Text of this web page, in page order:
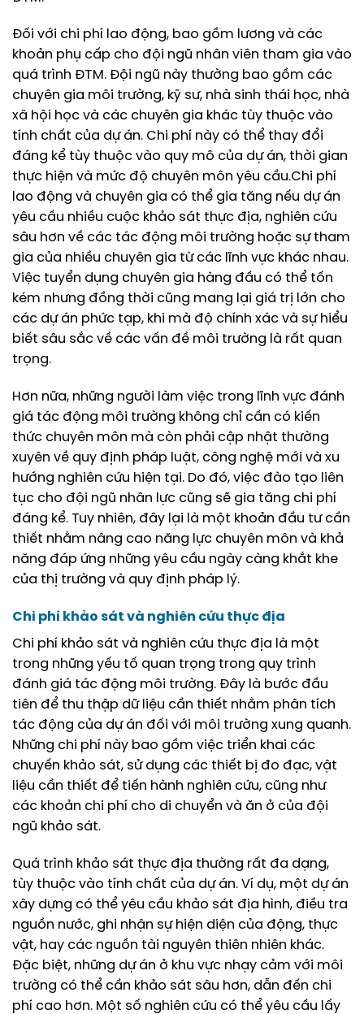
Đối với chi phí lao động, bao gồm lương và các
khoản phụ cấp cho đội ngũ nhân viên tham gia vào
quá trình ĐTM. Đội ngũ này thường bao gồm các
chuyên gia môi trường, kỹ sư, nhà sinh thái học, nhà
xã hội học và các chuyên gia khác tùy thuộc vào
tính chất của dự án. Chi phí này có thể thay đổi
đáng kể tùy thuộc vào quy mô của dự án, thời gian
thực hiện và mức độ chuyên môn yêu cầu.Chi phí
lao động và chuyên gia có thể gia tăng nếu dự án
yêu cầu nhiều cuộc khảo sát thực địa, nghiên cứu
sâu hơn về các tác động môi trường hoặc sự tham
gia của nhiều chuyên gia từ các lĩnh vực khác nhau.
Việc tuyển dụng chuyên gia hàng đầu có thể tốn
kém nhưng đồng thời cũng mang lại giá trị lớn cho
các dự án phức tạp, khi mà độ chính xác và sự hiểu
biết sâu sắc về các vấn đề môi trường là rất quan
trọng.
Hơn nữa, những người làm việc trong lĩnh vực đánh
giá tác động môi trường không chỉ cần có kiến
thức chuyên môn mà còn phải cập nhật thường
xuyên về quy định pháp luật, công nghệ mới và xu
hướng nghiên cứu hiện tại. Do đó, việc đào tạo liên
tục cho đội ngũ nhân lực cũng sẽ gia tăng chi phí
đáng kể. Tuy nhiên, đây lại là một khoản đầu tư cần
thiết nhằm nâng cao năng lực chuyên môn và khả
năng đáp ứng những yêu cầu ngày càng khắt khe
của thị trường và quy định pháp lý.
Chi phí khảo sát và nghiên cứu thực địa
Chi phí khảo sát và nghiên cứu thực địa là một
trong những yếu tố quan trọng trong quy trình
đánh giá tác động môi trường. Đây là bước đầu
tiên để thu thập dữ liệu cần thiết nhằm phân tích
tác động của dự án đối với môi trường xung quanh.
Những chi phí này bao gồm việc triển khai các
chuyến khảo sát, sử dụng các thiết bị đo đạc, vật
liệu cần thiết để tiến hành nghiên cứu, cũng như
các khoản chi phí cho di chuyển và ăn ở của đội
ngũ khảo sát.
Quá trình khảo sát thực địa thường rất đa dạng,
tùy thuộc vào tính chất của dự án. Ví dụ, một dự án
xây dựng có thể yêu cầu khảo sát địa hình, điều tra
nguồn nước, ghi nhận sự hiện diện của động, thực
vật, hay các nguồn tài nguyên thiên nhiên khác.
Đặc biệt, những dự án ở khu vực nhạy cảm với môi
trường có thể cần khảo sát sâu hơn, dẫn đến chi
phí cao hơn. Một số nghiên cứu có thể yêu cầu lấy